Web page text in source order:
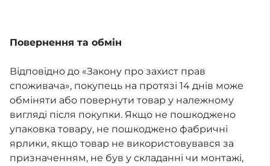
Повернення та обмін
Відповідно до «Закону про захист прав
споживача», покупець на протязі 14 днів може
обміняти або повернути товар у належному
вигляді після покупки. Якщо не пошкоджено
упаковка товару, не пошкоджено фабричні
ярлики, якщо товар не використовувався за
призначенням, не був у складанні чи монтажі,